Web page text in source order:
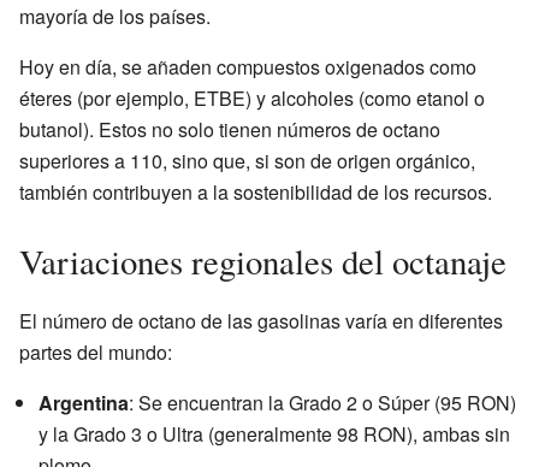
mayoría de los países.
Hoy en día, se añaden compuestos oxigenados como
éteres (por ejemplo, ETBE) y alcoholes (como etanol o
butanol). Estos no solo tienen números de octano
superiores a 110, sino que, si son de origen orgánico,
también contribuyen a la sostenibilidad de los recursos.
Variaciones regionales del octanaje
El número de octano de las gasolinas varía en diferentes
partes del mundo:
Argentina: Se encuentran la Grado 2 o Súper (95 RON)
y la Grado 3 o Ultra (generalmente 98 RON), ambas sin